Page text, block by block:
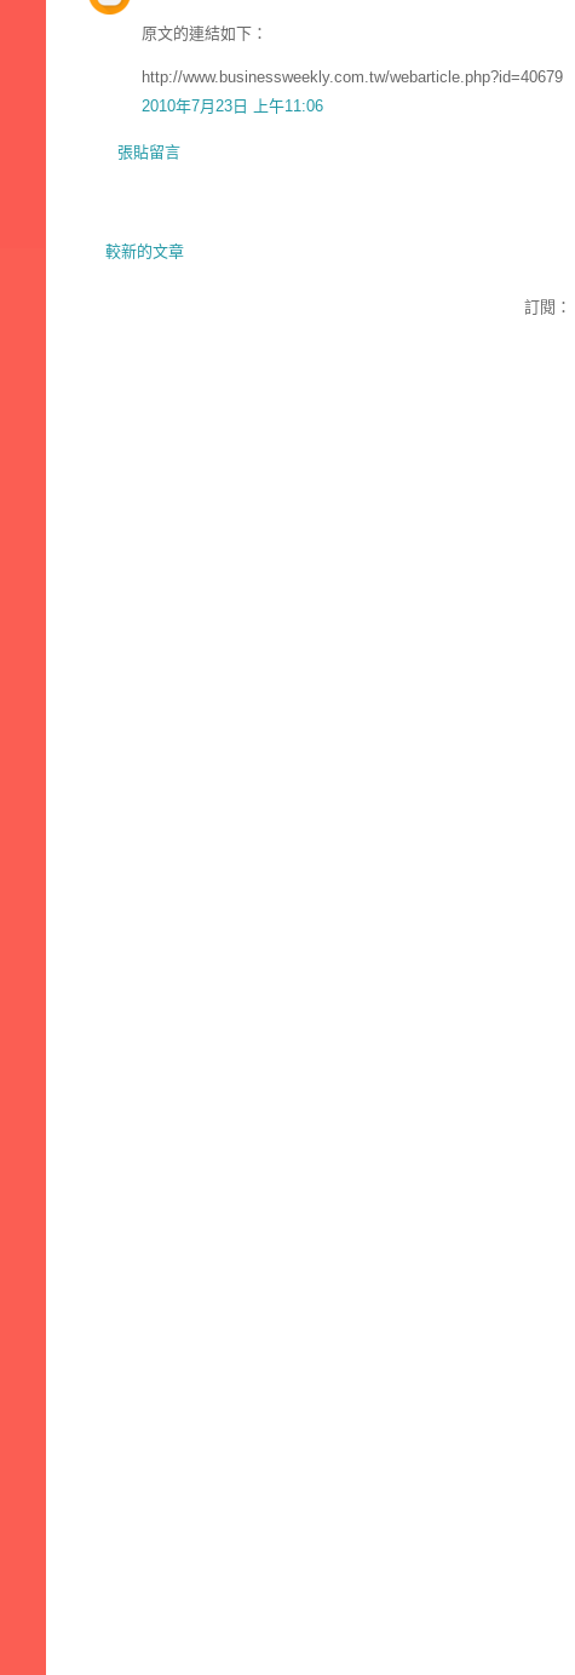
原文的連結如下：
http://www.businessweekly.com.tw/webarticle.php?id=40679
2010年7月23日 上午11:06
張貼留言
較新的文章
訂閱：